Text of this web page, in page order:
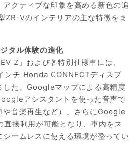
クティブな印象を高める新色の追
ZR-Vのインテリアの主な特徴をま
タル体験の進化
Z」および各特別仕様車には、
ンチ Honda CONNECTディスプ
した。Googleマップによる高精度
アシスタントを使った音声で
や音楽再生など）、さらにGoogle
接利用が可能となり、車内をス
シームレスに使える環境が整ってい